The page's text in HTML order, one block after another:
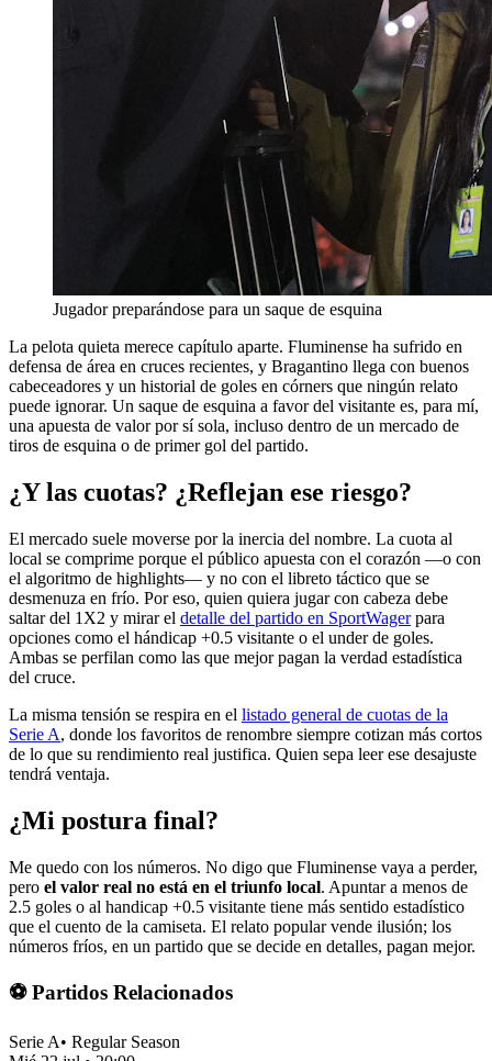
Jugador preparándose para un saque de esquina
La pelota quieta merece capítulo aparte. Fluminense ha sufrido en
defensa de área en cruces recientes, y Bragantino llega con buenos
cabeceadores y un historial de goles en córners que ningún relato
puede ignorar. Un saque de esquina a favor del visitante es, para mí,
una apuesta de valor por sí sola, incluso dentro de un mercado de
tiros de esquina o de primer gol del partido.
¿Y las cuotas? ¿Reflejan ese riesgo?
El mercado suele moverse por la inercia del nombre. La cuota al
local se comprime porque el público apuesta con el corazón —o con
el algoritmo de highlights— y no con el libreto táctico que se
desmenuza en frío. Por eso, quien quiera jugar con cabeza debe
saltar del 1X2 y mirar el detalle del partido en SportWagerpara
opciones como el hándicap +0.5 visitante o el under de goles.
Ambas se perfilan como las que mejor pagan la verdad estadística
del cruce.
La misma tensión se respira en el listado general de cuotas de la
Serie A, donde los favoritos de renombre siempre cotizan más cortos
de lo que su rendimiento real justifica. Quien sepa leer ese desajuste
tendrá ventaja.
¿Mi postura final?
Me quedo con los números. No digo que Fluminense vaya a perder,
pero el valor real no está en el triunfo local. Apuntar a menos de
2.5 goles o al handicap +0.5 visitante tiene más sentido estadístico
que el cuento de la camiseta. El relato popular vende ilusión; los
números fríos, en un partido que se decide en detalles, pagan mejor.
⚽ Partidos Relacionados
Serie A• Regular Season